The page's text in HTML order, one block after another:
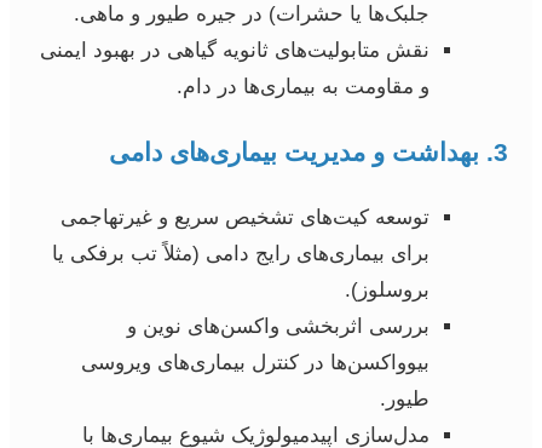
جلبک‌ها یا حشرات) در جیره طیور و ماهی.
نقش متابولیت‌های ثانویه گیاهی در بهبود ایمنی
و مقاومت به بیماری‌ها در دام.
3. بهداشت و مدیریت بیماری‌های دامی
توسعه کیت‌های تشخیص سریع و غیرتهاجمی
برای بیماری‌های رایج دامی (مثلاً تب برفکی یا
بروسلوز).
بررسی اثربخشی واکسن‌های نوین و
بیوواکسن‌ها در کنترل بیماری‌های ویروسی
طیور.
مدل‌سازی اپیدمیولوژیک شیوع بیماری‌ها با